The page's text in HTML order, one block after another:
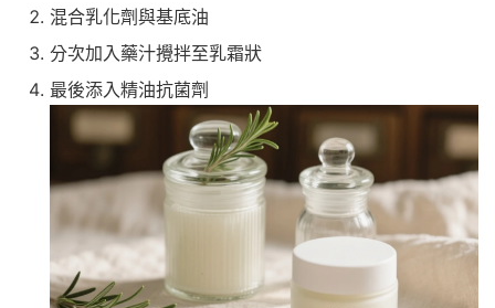
混合乳化劑與基底油
分次加入藥汁攪拌至乳霜狀
最後添入精油抗菌劑